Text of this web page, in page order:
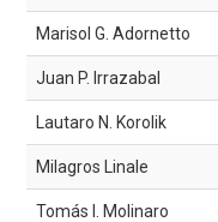
Marisol G. Adornetto
Juan P. Irrazabal
Lautaro N. Korolik
Milagros Linale
Tomás I. Molinaro